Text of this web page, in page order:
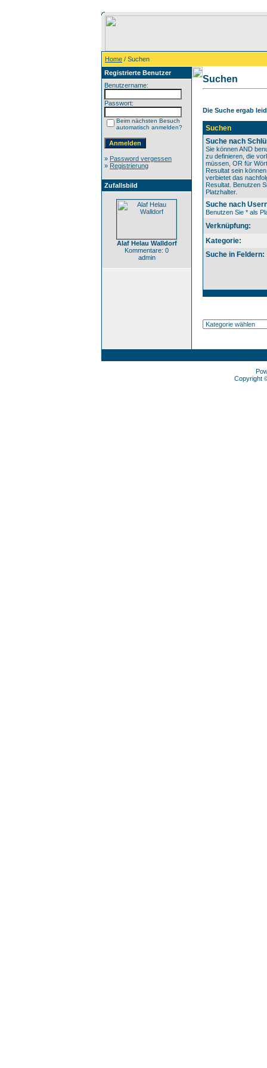
Home / Suchen
Registrierte Benutzer
Benutzername:
Passwort:
Beim nächsten Besuch
automatisch anmelden?
» Password vergessen
» Registrierung
Zufallsbild
Alaf Helau Walldorf
Kommentare: 0
admin
Suchen
Die Suche ergab
Suchen
Suche nach
Sie können AND
zu definieren, die
müssen, OR für
Resultat sein
verbietet das
Resultat. Benutzen
Platzhalter.
Suche nach
Benutzen Sie * als
Verknüpfung:
Kategorie:
Suche in Feldern:
Copyright